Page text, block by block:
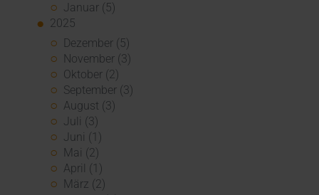
Januar (5)
2025
Dezember (5)
November (3)
Oktober (2)
September (3)
August (3)
Juli (3)
Juni (1)
Mai (2)
April (1)
März (2)